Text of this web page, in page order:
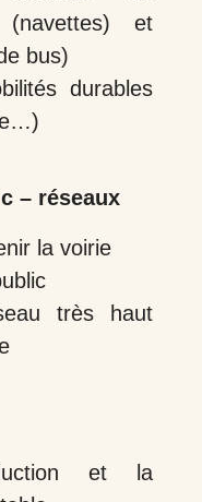
(navettes) et
bus)
durables
– réseaux
la voirie
très haut
et la